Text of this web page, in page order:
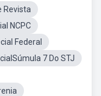
Revista
NCPC
Federal
7 Do STJ